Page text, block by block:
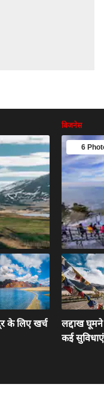
के लिए खर्च
बिजनेस
6
लद्दाख
कई सुविधाएं